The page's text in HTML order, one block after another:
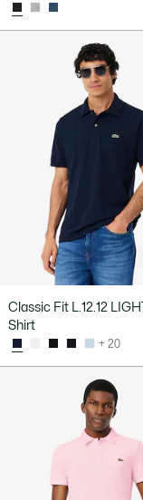
Classic Fit L.12.12
Shirt
+ 20